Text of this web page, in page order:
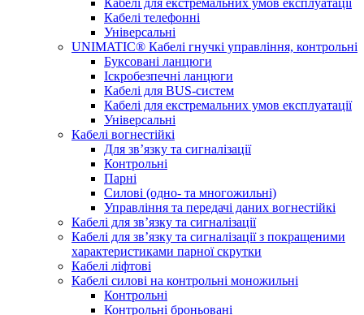
Кабелі для екстремальних умов експлуатації
Кабелі телефонні
Універсальні
UNIMATIC® Кабелі гнучкі управління, контрольні
Буксовані ланцюги
Іскробезпечні ланцюги
Кабелі для BUS-систем
Кабелі для екстремальних умов експлуатації
Універсальні
Кабелі вогнестійкі
Для зв’язку та сигналізації
Контрольні
Парні
Силові (одно- та многожильні)
Управління та передачі даних вогнестійкі
Кабелі для зв’язку та сигналізації
Кабелі для зв’язку та сигналізації з покращеними
характеристиками парної скрутки
Кабелі ліфтові
Кабелі силові на контрольні моножильні
Контрольні
Контрольні броньовані